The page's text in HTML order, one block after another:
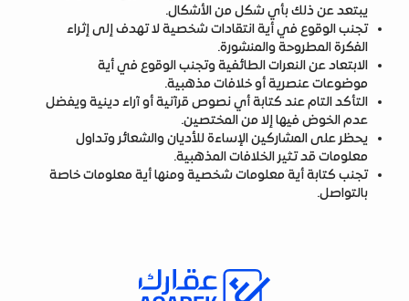
يبتعد عن ذلك بأي شكل من الأشكال.
تجنب الوقوع في أية انتقادات شخصية لا تهدف إلى إثراء
الفكرة المطروحة والمنشورة.
الابتعاد عن النعرات الطائفية وتجنب الوقوع في أية
موضوعات عنصرية أو خلافات مذهبية.
التأكد التام عند كتابة أي نصوص قرآنية أو آراء دينية ويفضل
عدم الخوض فيها إلا من المختصين.
يحظر على المشاركين الإساءة للأديان والشعائر وتداول
معلومات قد تثير الخلافات المذهبية.
تجنب كتابة أية معلومات شخصية ومنها أية معلومات خاصة
بالتواصل.